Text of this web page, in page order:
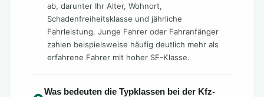
ab, darunter Ihr Alter, Wohnort,
Schadenfreiheitsklasse und jährliche
Fahrleistung. Junge Fahrer oder Fahranfänger
zahlen beispielsweise häufig deutlich mehr als
erfahrene Fahrer mit hoher SF-Klasse.
Was bedeuten die Typklassen bei der Kfz-